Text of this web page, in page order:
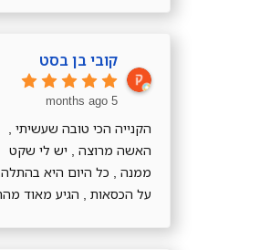
קובי בן בסט
5 months ago
הקנייה הכי טובה שעשיתי ,
האשה מרוצה , יש לי שקט
ממנה , כל היום היא
על הכסאות , הגיע מאוד